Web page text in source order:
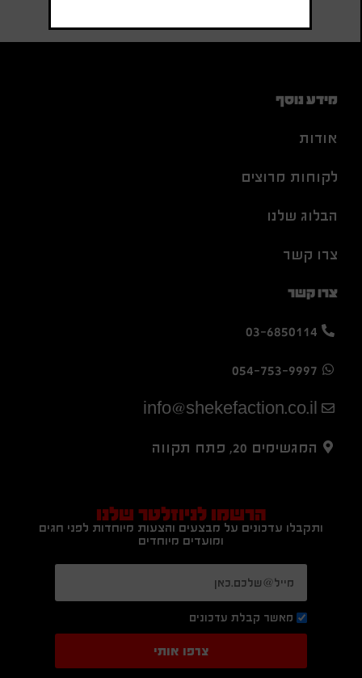
מידע נוסף
אודות
לקוחות מרוצים
הבלוג שלנו
צרו קשר
צרו קשר
03-6850114
054-753-9997
info@shekefaction.co.il
המגשימים 20, פתח תקווה
הרשמו לניוזלטר שלנו
ותקבלו עדכונים על מבצעים והצעות מיוחדות לפני חגים
ומועדים מיוחדים
מאשר קבלת עדכונים
צרפו אותי